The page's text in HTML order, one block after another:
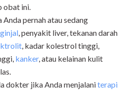
obat ini.
pernah atau sedang
, penyakit liver, tekanan darah
, kadar kolestrol tinggi,
kanker, atau kelainan kulit
dokter jika Anda menjalaniterapi